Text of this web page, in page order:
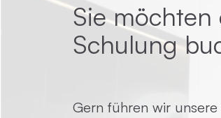
Sie möchten
Schulung
Gern führen wir